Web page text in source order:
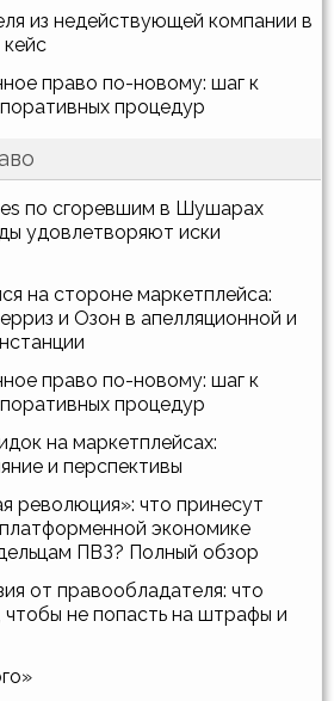
из недействующей компании в
право по-новому: шаг к
процедур
по сгоревшим в Шушарах
удовлетворяют иски
на стороне маркетплейса:
и Озон в апелляционной и
право по-новому: шаг к
процедур
на маркетплейсах:
и перспективы
революция»: что принесут
экономике
ПВЗ? Полный обзор
от правообладателя: что
чтобы не попасть на штрафы и